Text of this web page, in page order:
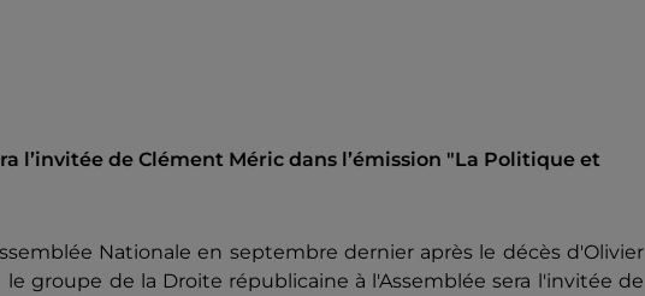
l’invitée de Clément Méric dans l’émission "La Politique et
Nationale en septembre dernier après le décès d'Olivier
groupe de la Droite républicaine à l'Assemblée sera l'invitée de